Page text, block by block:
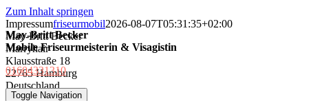
Zum Inhalt springen
May-Britt Becker
Mobile Friseurmeisterin & Visagistin
01604331310
Toggle Navigation
Impressumfriseurmobil2026-08-07T05:31:35+02:00
May-Britt Becker
Marryhair
Klausstraße 18
22765 Hamburg
Deutschland